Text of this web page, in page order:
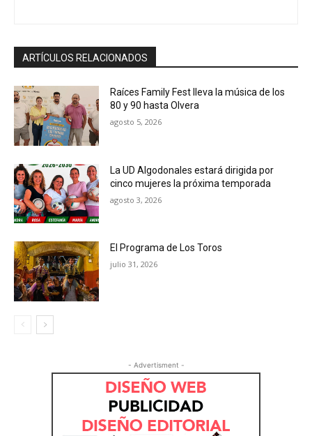
ARTÍCULOS RELACIONADOS
Raíces Family Fest lleva la música de los
80 y 90 hasta Olvera
agosto 5, 2026
La UD Algodonales estará dirigida por
cinco mujeres la próxima temporada
agosto 3, 2026
El Programa de Los Toros
julio 31, 2026
- Advertisment -